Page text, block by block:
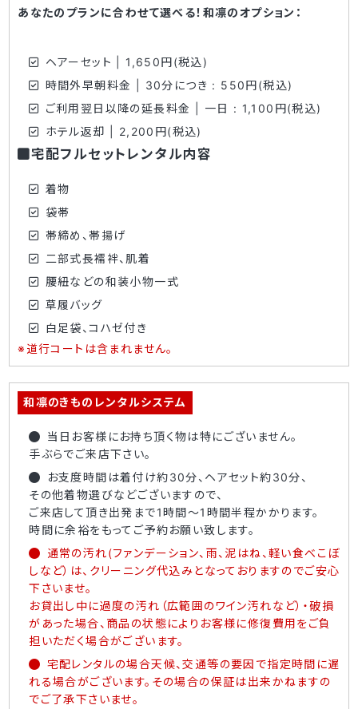
あなたのプランに合わせて選べる！和凛のオプション：
ヘアーセット | 1,650円(税込)
時間外早朝料金 | 30分につき : 550円(税込)
ご利用翌日以降の延長料金 | 一日 : 1,100円(税込)
ホテル返却 | 2,200円(税込)
宅配フルセットレンタル内容
着物
袋帯
帯締め、帯揚げ
二部式長襦袢、肌着
腰紐などの和装小物一式
草履バッグ
白足袋、コハゼ付き
※道行コートは含まれません。
和凛のきものレンタルシステム
当日お客様にお持ち頂く物は特にございません。
手ぶらでご来店下さい。
お支度時間は着付け約30分、ヘアセット約30分、
その他着物選びなどございますので、
ご来店して頂き出発まで1時間～1時間半程かかります。
時間に余裕をもってご予約お願い致します。
通常の汚れ(ファンデーション、雨、泥はね、軽い食べこぼ
しなど）は、クリーニング代込みとなっておりますのでご安心
下さいませ。
お貸出し中に過度の汚れ（広範囲のワイン汚れなど）・破損
があった場合、商品の状態によりお客様に修復費用をご負
担いただく場合がございます。
宅配レンタルの場合天候、交通等の要因で指定時間に遅
れる場合がございます。その場合の保証は出来かねますの
でご了承下さいませ。